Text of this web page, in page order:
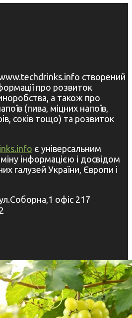
створений
про розвиток
а також про
(пива, міцних напоїв,
соків тощо) та розвиток
є універсальним
інформацією і досвідом
галузей України, Європи і
офіс 217